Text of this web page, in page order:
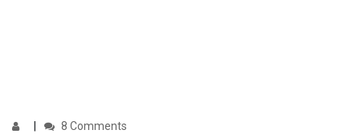
8 Comments